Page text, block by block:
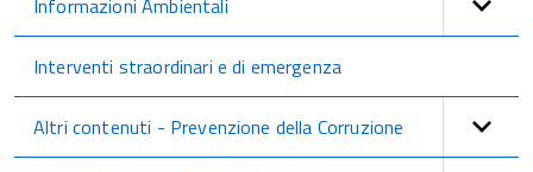
Informazioni Ambientali
Interventi straordinari e di emergenza
Altri contenuti - Prevenzione della Corruzione